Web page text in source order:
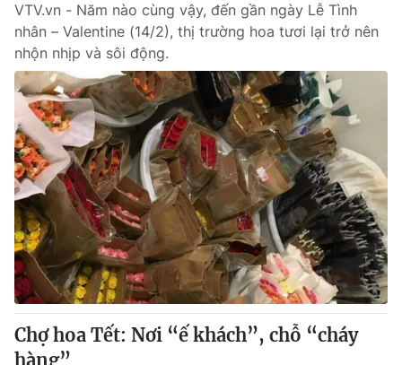
VTV.vn - Năm nào cùng vậy, đến gần ngày Lễ Tình
nhân – Valentine (14/2), thị trường hoa tươi lại trở nên
nhộn nhịp và sôi động.
Chợ hoa Tết: Nơi “ế khách”, chỗ “cháy
hàng”